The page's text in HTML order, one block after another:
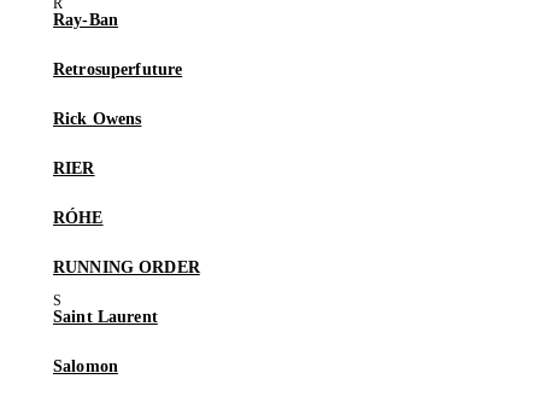
Ray-Ban
Retrosuperfuture
Rick Owens
RIER
RÓHE
RUNNING ORDER
Saint Laurent
Salomon